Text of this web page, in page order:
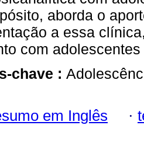
aborda o
a essa
com
chave :
em Inglês ·